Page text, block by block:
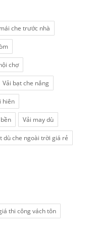
che trước nhà
chợ
Vải bạt che nắng
hiên
Vải may dù
dù che ngoài trời giá rẻ
thi công vách tôn